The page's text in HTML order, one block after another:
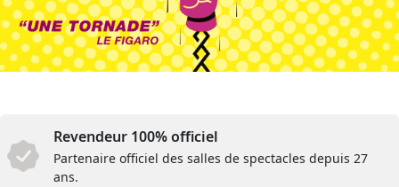
Revendeur 100% officiel
Partenaire officiel des salles de spectacles depuis 27
ans.